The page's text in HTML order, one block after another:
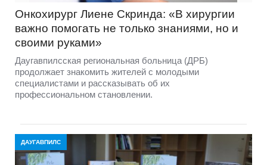
Онкохирург Лиене Скринда: «В хирургии
важно помогать не только знаниями, но и
своими руками»
Даугавпилсская региональная больница (ДРБ)
продолжает знакомить жителей с молодыми
специалистами и рассказывать об их
профессиональном становлении.
ДАУГАВПИЛС